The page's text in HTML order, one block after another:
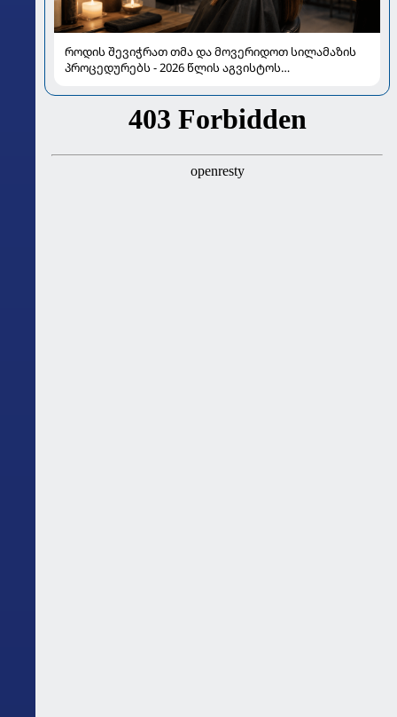
როდის შევიჭრათ თმა და მოვერიდოთ სილამაზის
პროცედურებს - 2026 წლის აგვისტოს